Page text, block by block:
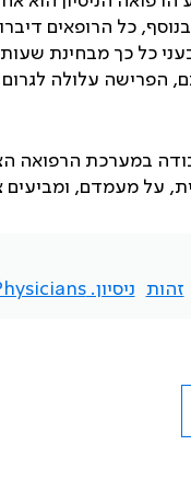
כל הרופאים
כל כך מבחינת
הפרישה עלולה
במערכת הרפואה
על מעמדם,
זהות ניסיון. Physicians